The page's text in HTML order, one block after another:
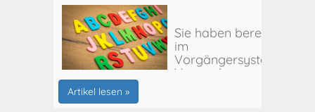
Sie haben bereits
im
Vorgängersystem
Vormerkungen
Artikel lesen »